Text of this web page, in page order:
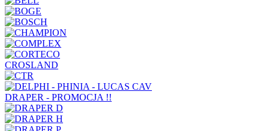
CROSLAND
DRAPER - PROMOCJA !!